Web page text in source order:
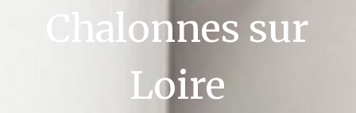
Chalonnes sur
Loire